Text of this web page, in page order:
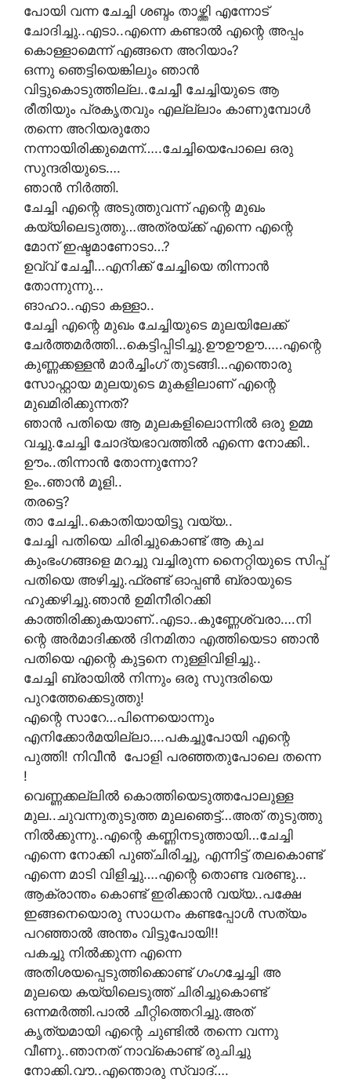
പോയി വന്ന ചേച്ചി ശബ്ദം താഴ്ത്തി എന്നോട്
ചോദിച്ചു..എടാ..എന്നെ കണ്ടാല്‍ എന്റെ അപ്പം
കൊള്ളാമെന്ന് എങ്ങനെ അറിയാം?
ഒന്നു ഞെട്ടിയെങ്കിലും ഞാന്‍
വിട്ടുകൊടുത്തില്ല..ചേച്ചീ ചേച്ചിയുടെ ആ
രീതിയും പ്രകൃതവും എല്ല്ലാം കാണുമ്പോള്‍
തന്നെ അറിയരുതോ
നന്നായിരിക്കുമെന്ന്…..ചേച്ചിയെപോലെ ഒരു
സുന്ദരിയുടെ….
ഞാന്‍ നിര്‍ത്തി.
ചേച്ചി എന്റെ അടുത്തുവന്ന് എന്റെ മുഖം
കയ്യിലെടുത്തു…അത്രയ്ക്ക് എന്നെ എന്റെ
മോന്‌ ഇഷ്ടമാണോടാ…?
ഉവ്വ് ചേച്ചീ…എനിക്ക് ചേച്ചിയെ തിന്നാന്‍
തോന്നുന്നു…
ങാഹാ..എടാ കള്ളാ..
ചേച്ചി എന്റെ മുഖം ചേച്ചിയുടെ മുലയിലേക്ക്
ചേര്‍ത്തമര്‍ത്തി…കെട്ടിപ്പിടിച്ചു.ഊഊഊ…..എന്റെ
കുണ്ണക്കള്ളന്‍ മാര്‍ച്ചിംഗ് തുടങ്ങി…എന്തൊരു
സോഫ്റ്റായ മുലയുടെ മുകളിലാണ്‌ എന്റെ
മുഖമിരിക്കുന്നത്?
ഞാന്‍ പതിയെ ആ മുലകളിലൊന്നില്‍ ഒരു ഉമ്മ
വച്ചു.ചേച്ചി ചോദ്യഭാവത്തില്‍ എന്നെ നോക്കി..
ഊം..തിന്നാന്‍ തോന്നുന്നോ?
ഉം..ഞാന്‍ മൂളി..
തരട്ടെ?
താ ചേച്ചി..കൊതിയായിട്ടു വയ്യ..
ചേച്ചി പതിയെ ചിരിച്ചുകൊണ്ട് ആ കുച
കുംഭംഗങ്ങളെ മറച്ചു വച്ചിരുന്ന നൈറ്റിയുടെ സിപ്പ്
പതിയെ അഴിച്ചു.ഫ്രണ്ട് ഓപ്പണ്‍ ബ്രായുടെ
ഹുക്കഴിച്ചു.ഞാന്‍ ഉമിനീരിറക്കി
കാത്തിരിക്കുകയാണ്‌..എടാ..കുണ്ണേശ്വരാ….നി
ന്റെ അര്‍മാദിക്കല്‍ ദിനമിതാ എത്തിയെടാ ഞാന്‍
പതിയെ എന്റെ കുട്ടനെ നുള്ളിവിളിച്ചു..
ചേച്ചി ബ്രായില്‍ നിന്നും ഒരു സുന്ദരിയെ
പുറത്തേക്കെടുത്തു!
എന്റെ സാറേ…പിന്നെയൊന്നും
എനിക്കോര്‍മയില്ലാ….പകച്ചുപോയി എന്റെ
പുത്തി! നിവീൻ പോളി പരഞ്ഞതുപോലെ തന്നെ
!
വെണ്ണക്കല്ലില്‍ കൊത്തിയെടുത്തപോലുള്ള
മുല..ചുവന്നുതുടുത്ത മുലഞെട്ട്…അത് തുടുത്തു
നില്‍ക്കുന്നു..എന്റെ കണ്ണിനടുത്തായി…ചേച്ചി
എന്നെ നോക്കി പുഞ്ചിരിച്ചു, എന്നിട്ട് തലകൊണ്ട്
എന്നെ മാടി വിളിച്ചു….എന്റെ തൊണ്ട വരണ്ടു…
ആക്രാന്തം കൊണ്ട് ഇരിക്കാന്‍ വയ്യ..പക്ഷേ
ഇങ്ങനെയൊരു സാധനം കണ്ടപ്പോള്‍ സത്യം
പറഞ്ഞാൽ അന്തം വിട്ടുപോയി!!
പകച്ചു നില്‍ക്കുന്ന എന്നെ
അതിശയപ്പെടുത്തിക്കൊണ്ട് ഗംഗച്ചേച്ചി അ
മുലയെ കയ്യിലെടുത്ത് ചിരിച്ചുകൊണ്ട്
ഒന്നമര്‍ത്തി.പാല്‍ ചീറ്റിത്തെറിച്ചു.അത്
കൃത്യമായി എന്റെ ചുണ്ടില്‍ തന്നെ വന്നു
വീണു..ഞാനത് നാവ്കൊണ്ട് രുചിച്ചു
നോക്കി.വൗ..എന്തൊരു സ്വാദ്….